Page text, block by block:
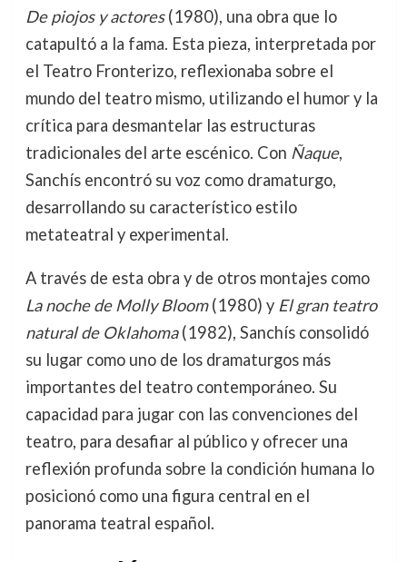
De piojos y actores(1980), una obra que lo
catapultó a la fama. Esta pieza, interpretada por
el Teatro Fronterizo, reflexionaba sobre el
mundo del teatro mismo, utilizando el humor y la
crítica para desmantelar las estructuras
tradicionales del arte escénico. Con Ñaque,
Sanchís encontró su voz como dramaturgo,
desarrollando su característico estilo
metateatral y experimental.
A través de esta obra y de otros montajes como
La noche de Molly Bloom(1980) y El gran teatro
natural de Oklahoma(1982), Sanchís consolidó
su lugar como uno de los dramaturgos más
importantes del teatro contemporáneo. Su
capacidad para jugar con las convenciones del
teatro, para desafiar al público y ofrecer una
reflexión profunda sobre la condición humana lo
posicionó como una figura central en el
panorama teatral español.